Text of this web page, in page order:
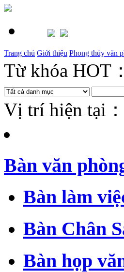
Trang chủ Giới thiệu Phong thủy văn
Từ khóa HOT
Vị trí hiện tại：
Bàn văn
Bàn làm
Bàn Chân
Bàn họp